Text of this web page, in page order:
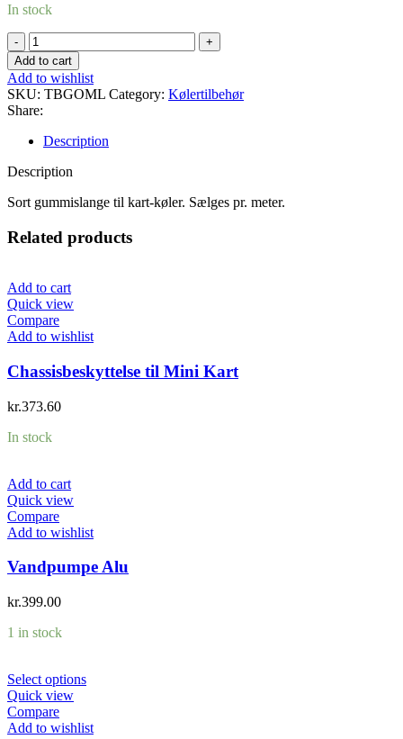
In stock
Vandslange
i
sort
gummi
(pris
pr.
meter)
quantity
Add to cart
Add to wishlist
SKU: TBGOML Category: Kølertilbehør
Share:
Description
Description
Sort gummislange til kart-køler. Sælges pr. meter.
Related products
Add to cart
Quick view
Compare
Add to wishlist
Chassisbeskyttelse til Mini Kart
kr.373.60
In stock
Add to cart
Quick view
Compare
Add to wishlist
Vandpumpe Alu
kr.399.00
1 in stock
Select options
Quick view
Compare
Add to wishlist